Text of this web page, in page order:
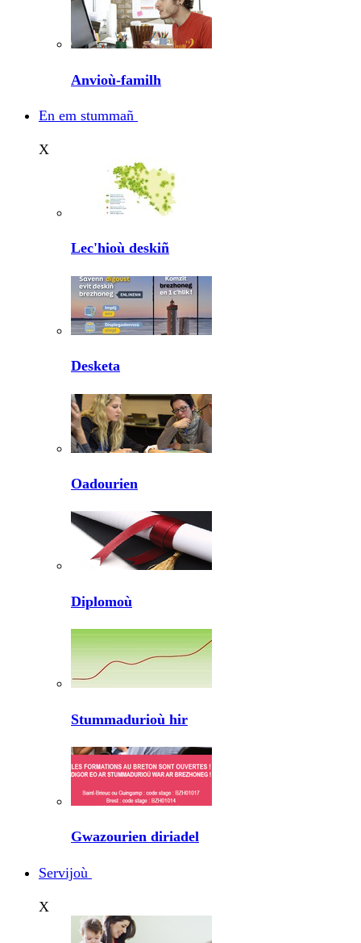
Anvioù-familh
En em stummañ
X
Lec'hioù deskiñ
Desketa
Oadourien
Diplomoù
Stummadurioù hir
Gwazourien diriadel
Servijoù
X